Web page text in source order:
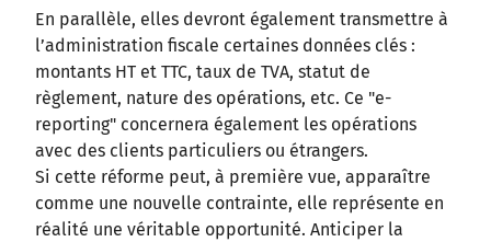
En parallèle, elles devront également transmettre à
l’administration fiscale certaines données clés :
montants HT et TTC, taux de TVA, statut de
règlement, nature des opérations, etc. Ce "e-
reporting" concernera également les opérations
avec des clients particuliers ou étrangers.
Si cette réforme peut, à première vue, apparaître
comme une nouvelle contrainte, elle représente en
réalité une véritable opportunité. Anticiper la